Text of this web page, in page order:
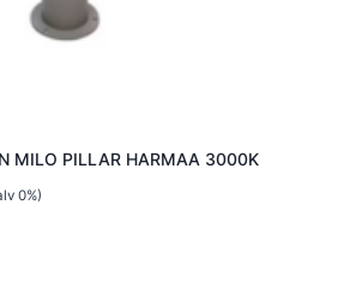
MILO PILLAR HARMAA 3000K
0%)